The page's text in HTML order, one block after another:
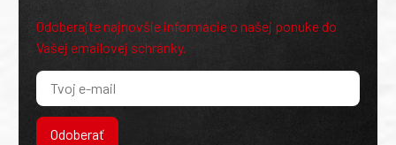
Odoberajte najnovšie informácie o našej ponuke do
Vašej emailovej schránky.
Odoberať